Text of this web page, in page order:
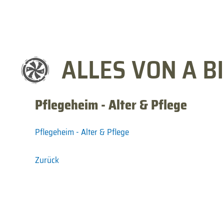
ALLES VON A
Pflegeheim - Alter & Pflege
Pflegeheim - Alter & Pflege
Zurück